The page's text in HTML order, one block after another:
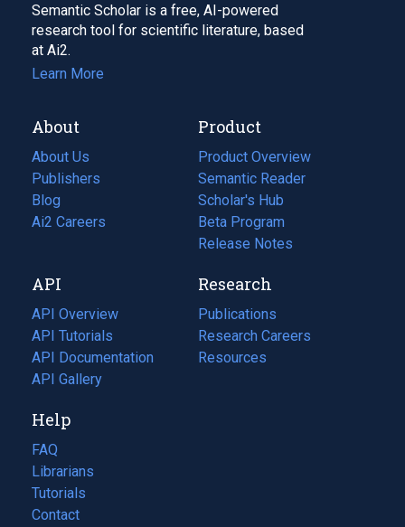
Semantic Scholar is a free, AI-powered
research tool for scientific literature, based
at Ai2.
Learn More
About
About Us
Publishers
Blog
(opens
in
tab)
Ai2 Careers
(opens
new
tab)
Product
Product Overview
Semantic Reader
Scholar's Hub
Beta Program
Release Notes
API
API Overview
API Tutorials
API Documentation
(opens
in
new
tab)
API Gallery
Research
Publications
(opens
in
a
Research Careers
(opens
in
Resources
(opens
Help
FAQ
Librarians
Tutorials
Contact